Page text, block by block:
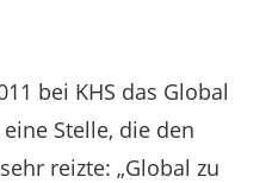
bei KHS das Global
Stelle, die den
reizte: „Global zu